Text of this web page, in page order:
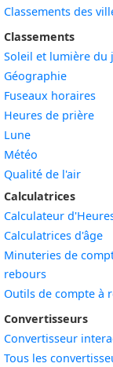
Classements des
Classements
Soleil et lumière du
Géographie
Fuseaux horaires
Heures de prière
Lune
Météo
Qualité de l'air
Calculatrices
Calculateur
Calculatrices d'âge
Minuteries de
rebours
Outils de compte à
Convertisseurs
Convertisseur
Tous les